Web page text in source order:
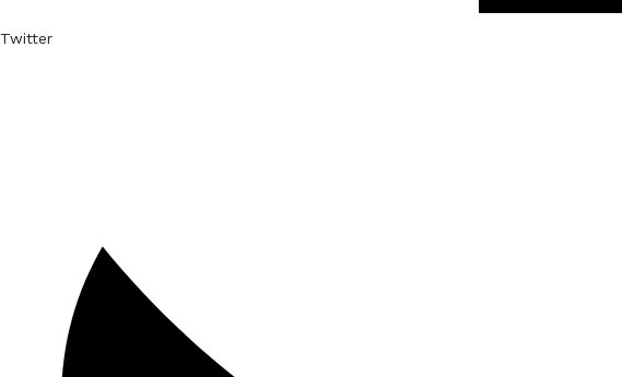
Twitter